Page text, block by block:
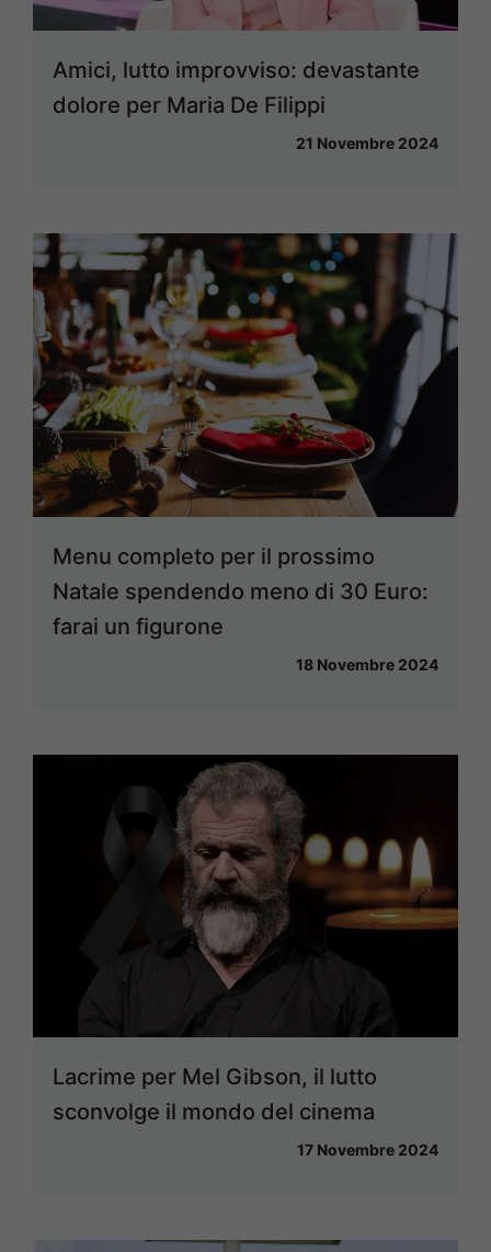
Amici, lutto improvviso: devastante
dolore per Maria De Filippi
21 Novembre 2024
Menu completo per il prossimo
Natale spendendo meno di 30 Euro:
farai un figurone
18 Novembre 2024
Lacrime per Mel Gibson, il lutto
sconvolge il mondo del cinema
17 Novembre 2024